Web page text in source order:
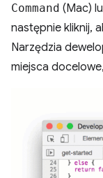
Command (Mac)
następnie kliknij,
Narzędzia
miejsca